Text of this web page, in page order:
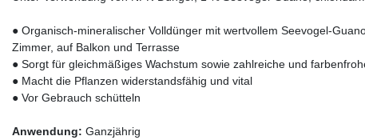
● Organisch-mineralischer Volldünger mit wertvollem Seevogel-
Zimmer, auf Balkon und Terrasse
● Sorgt für gleichmäßiges Wachstum sowie zahlreiche und
● Macht die Pflanzen widerstandsfähig und vital
● Vor Gebrauch schütteln
Anwendung: Ganzjährig